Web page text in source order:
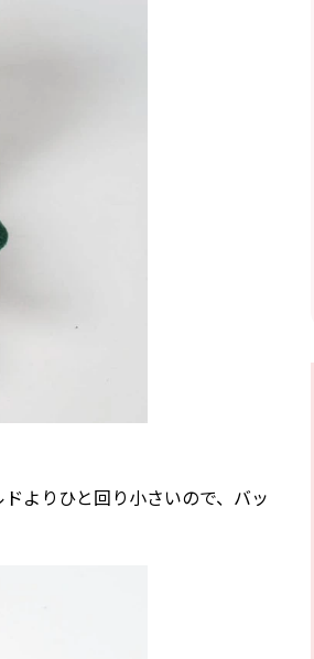
よりひと回り小さいので、バッ